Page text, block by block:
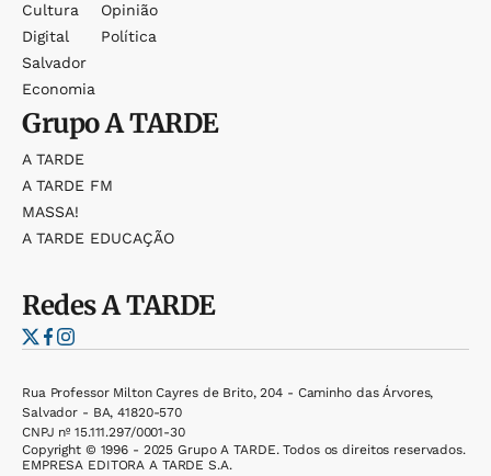
Cultura
Digital
Salvador
Economia
Opinião
Política
GrupoA TARDE
A TARDE
A TARDE FM
MASSA!
A TARDE EDUCAÇÃO
RedesA TARDE
Rua Professor Milton Cayres de Brito, 204 - Caminho das Árvores,
Salvador - BA, 41820-570
CNPJ nº 15.111.297/0001-30
Copyright © 1996 - 2025 Grupo A TARDE. Todos os direitos reservados.
EMPRESA EDITORA A TARDE S.A.